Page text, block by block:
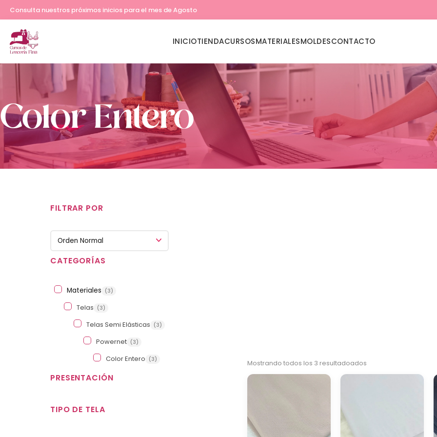
Consulta nuestros próximos inicios para el mes de Agosto
INICIOTIENDACURSOSMATERIALESMOLDESCONTACTO
Color Entero
FILTRAR POR
CATEGORÍAS
Materiales (3)
Telas (3)
Telas Semi Elásticas (3)
Powernet (3)
Color Entero (3)
PRESENTACIÓN
Color Entero
TIPO DE TELA
Mostrando todos los 3 resultadoados